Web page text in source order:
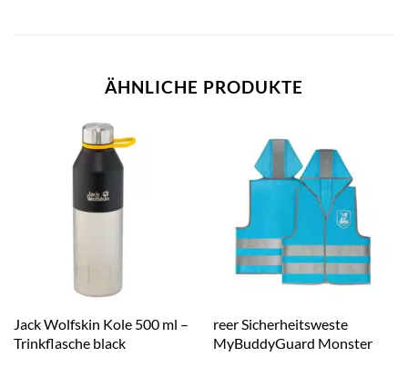
ÄHNLICHE PRODUKTE
Jack Wolfskin Kole 500 ml –
Trinkflasche black
reer Sicherheitsweste
MyBuddyGuard Monster